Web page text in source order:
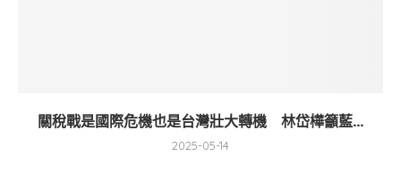
關稅戰是國際危機也是台灣壯大轉機 林岱樺籲藍...
2025-05-14